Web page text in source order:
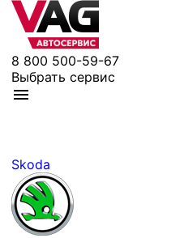
8 800 500-59-67
Выбрать сервис
Skoda